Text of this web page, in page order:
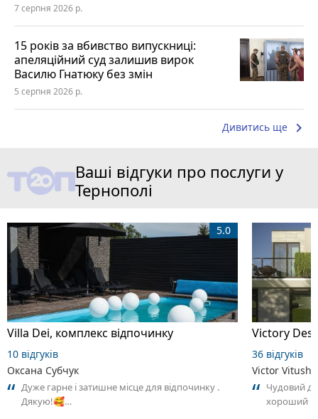
7 серпня 2026 р.
15 років за вбивство випускниці:
апеляційний суд залишив вирок
Василю Гнатюку без змін
5 серпня 2026 р.
Дивитись ще keyboard_arrow_right
Ваші відгуки про послуги у
Тернополі
Villa Dei, комплекс відпочинку
5.0
10 відгуків
Оксана Субчук
Дуже гарне і затишне місце для відпочинку .
Дякую!🥰…
Victory
36 відгуків
Victor
Чудовий
хороший